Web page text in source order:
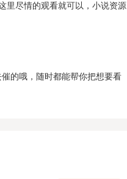
里尽情的观看就可以，小说资源
的哦，随时都能帮你把想要看